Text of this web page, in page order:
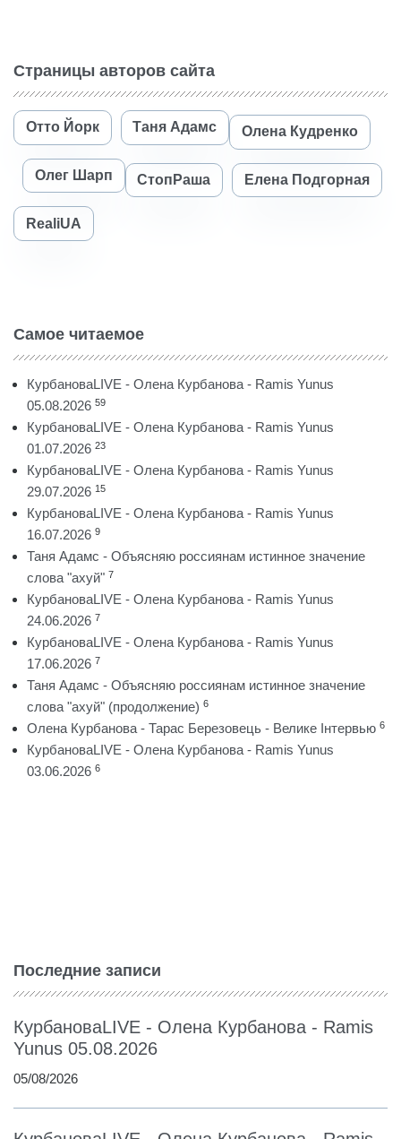
Страницы авторов сайта
Отто Йорк Таня Адамс Олена Кудренко
Олег Шарп СтопРаша Елена Подгорная
RealiUA
Самое читаемое
КурбановаLIVE - Олена Курбанова - Ramis Yunus
05.08.2026 59
КурбановаLIVE - Олена Курбанова - Ramis Yunus
01.07.2026 23
КурбановаLIVE - Олена Курбанова - Ramis Yunus
29.07.2026 15
КурбановаLIVE - Олена Курбанова - Ramis Yunus
16.07.2026 9
Таня Адамс - Объясняю россиянам истинное значение
слова "ахуй" 7
КурбановаLIVE - Олена Курбанова - Ramis Yunus
24.06.2026 7
КурбановаLIVE - Олена Курбанова - Ramis Yunus
17.06.2026 7
Таня Адамс - Объясняю россиянам истинное значение
слова "ахуй" (продолжение) 6
Олена Курбанова - Тарас Березовець - Велике Інтервью 6
КурбановаLIVE - Олена Курбанова - Ramis Yunus
03.06.2026 6
Последние записи
КурбановаLIVE - Олена Курбанова - Ramis
Yunus 05.08.2026
05/08/2026